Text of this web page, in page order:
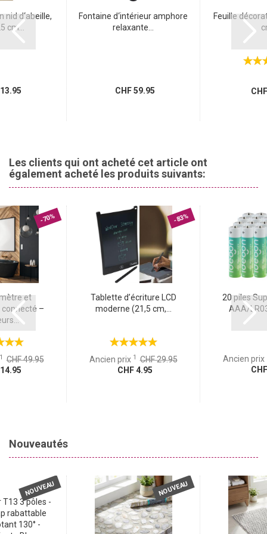
nid d‘abeille,
cm...
Fontaine d‘intérieur amphore
relaxante...
CHF 59.95
Feuille
Les clients qui ont acheté cet article ont
également acheté les produits suivants:
-70%
et
–
CHF 49.95
-83%
Tablette d’écriture LCD
moderne (21,5 cm,...
Ancien prix 1 CHF 29.95
CHF 4.95
20 piles
AAA/
Ancien prix
Nouveautés
NOUVEAU NOUVEAU